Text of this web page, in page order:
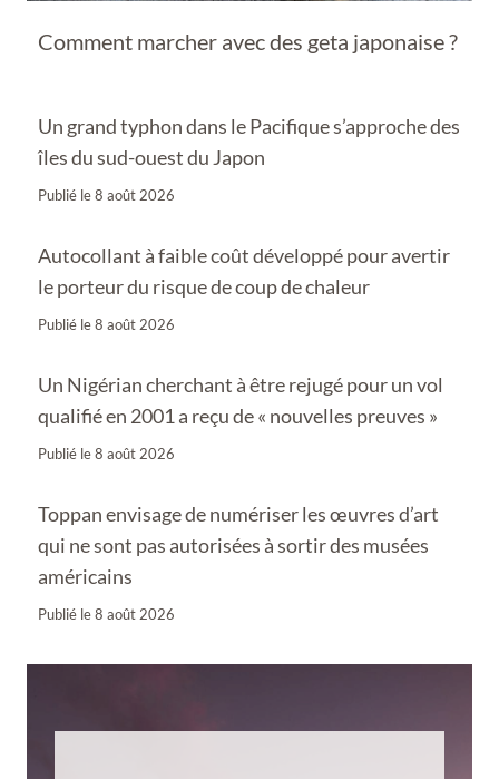
Comment marcher avec des geta japonaise ?
Un grand typhon dans le Pacifique s’approche des
îles du sud-ouest du Japon
Publié le8 août 2026
Autocollant à faible coût développé pour avertir
le porteur du risque de coup de chaleur
Publié le8 août 2026
Un Nigérian cherchant à être rejugé pour un vol
qualifié en 2001 a reçu de « nouvelles preuves »
Publié le8 août 2026
Toppan envisage de numériser les œuvres d’art
qui ne sont pas autorisées à sortir des musées
américains
Publié le8 août 2026